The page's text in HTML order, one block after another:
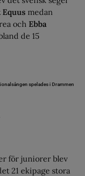
medan
och Ebba
de 15
spelades i Drammen
för juniorer blev
21 ekipage stora